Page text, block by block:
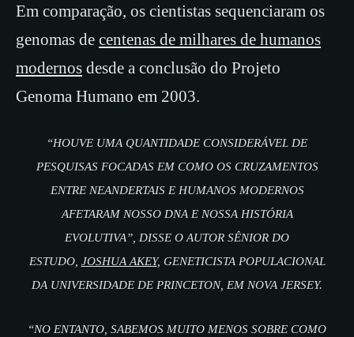
Em comparação, os cientistas sequenciaram os
genomas de centenas de milhares de humanos
modernos desde a conclusão do Projeto
Genoma Humano em 2003.
“HOUVE UMA QUANTIDADE CONSIDERÁVEL DE
PESQUISAS FOCADAS EM COMO OS CRUZAMENTOS
ENTRE NEANDERTAIS E HUMANOS MODERNOS
AFETARAM NOSSO DNA E NOSSA HISTÓRIA
EVOLUTIVA”, DISSE O AUTOR SÊNIOR DO
ESTUDO, JOSHUA AKEY, GENETICISTA POPULACIONAL
DA UNIVERSIDADE DE PRINCETON, EM NOVA JERSEY.
“NO ENTANTO, SABEMOS MUITO MENOS SOBRE COMO